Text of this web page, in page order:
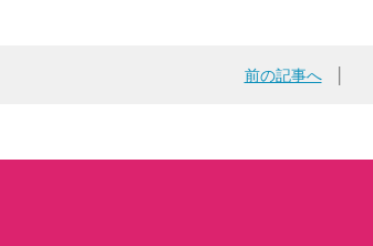
前の記事へ│